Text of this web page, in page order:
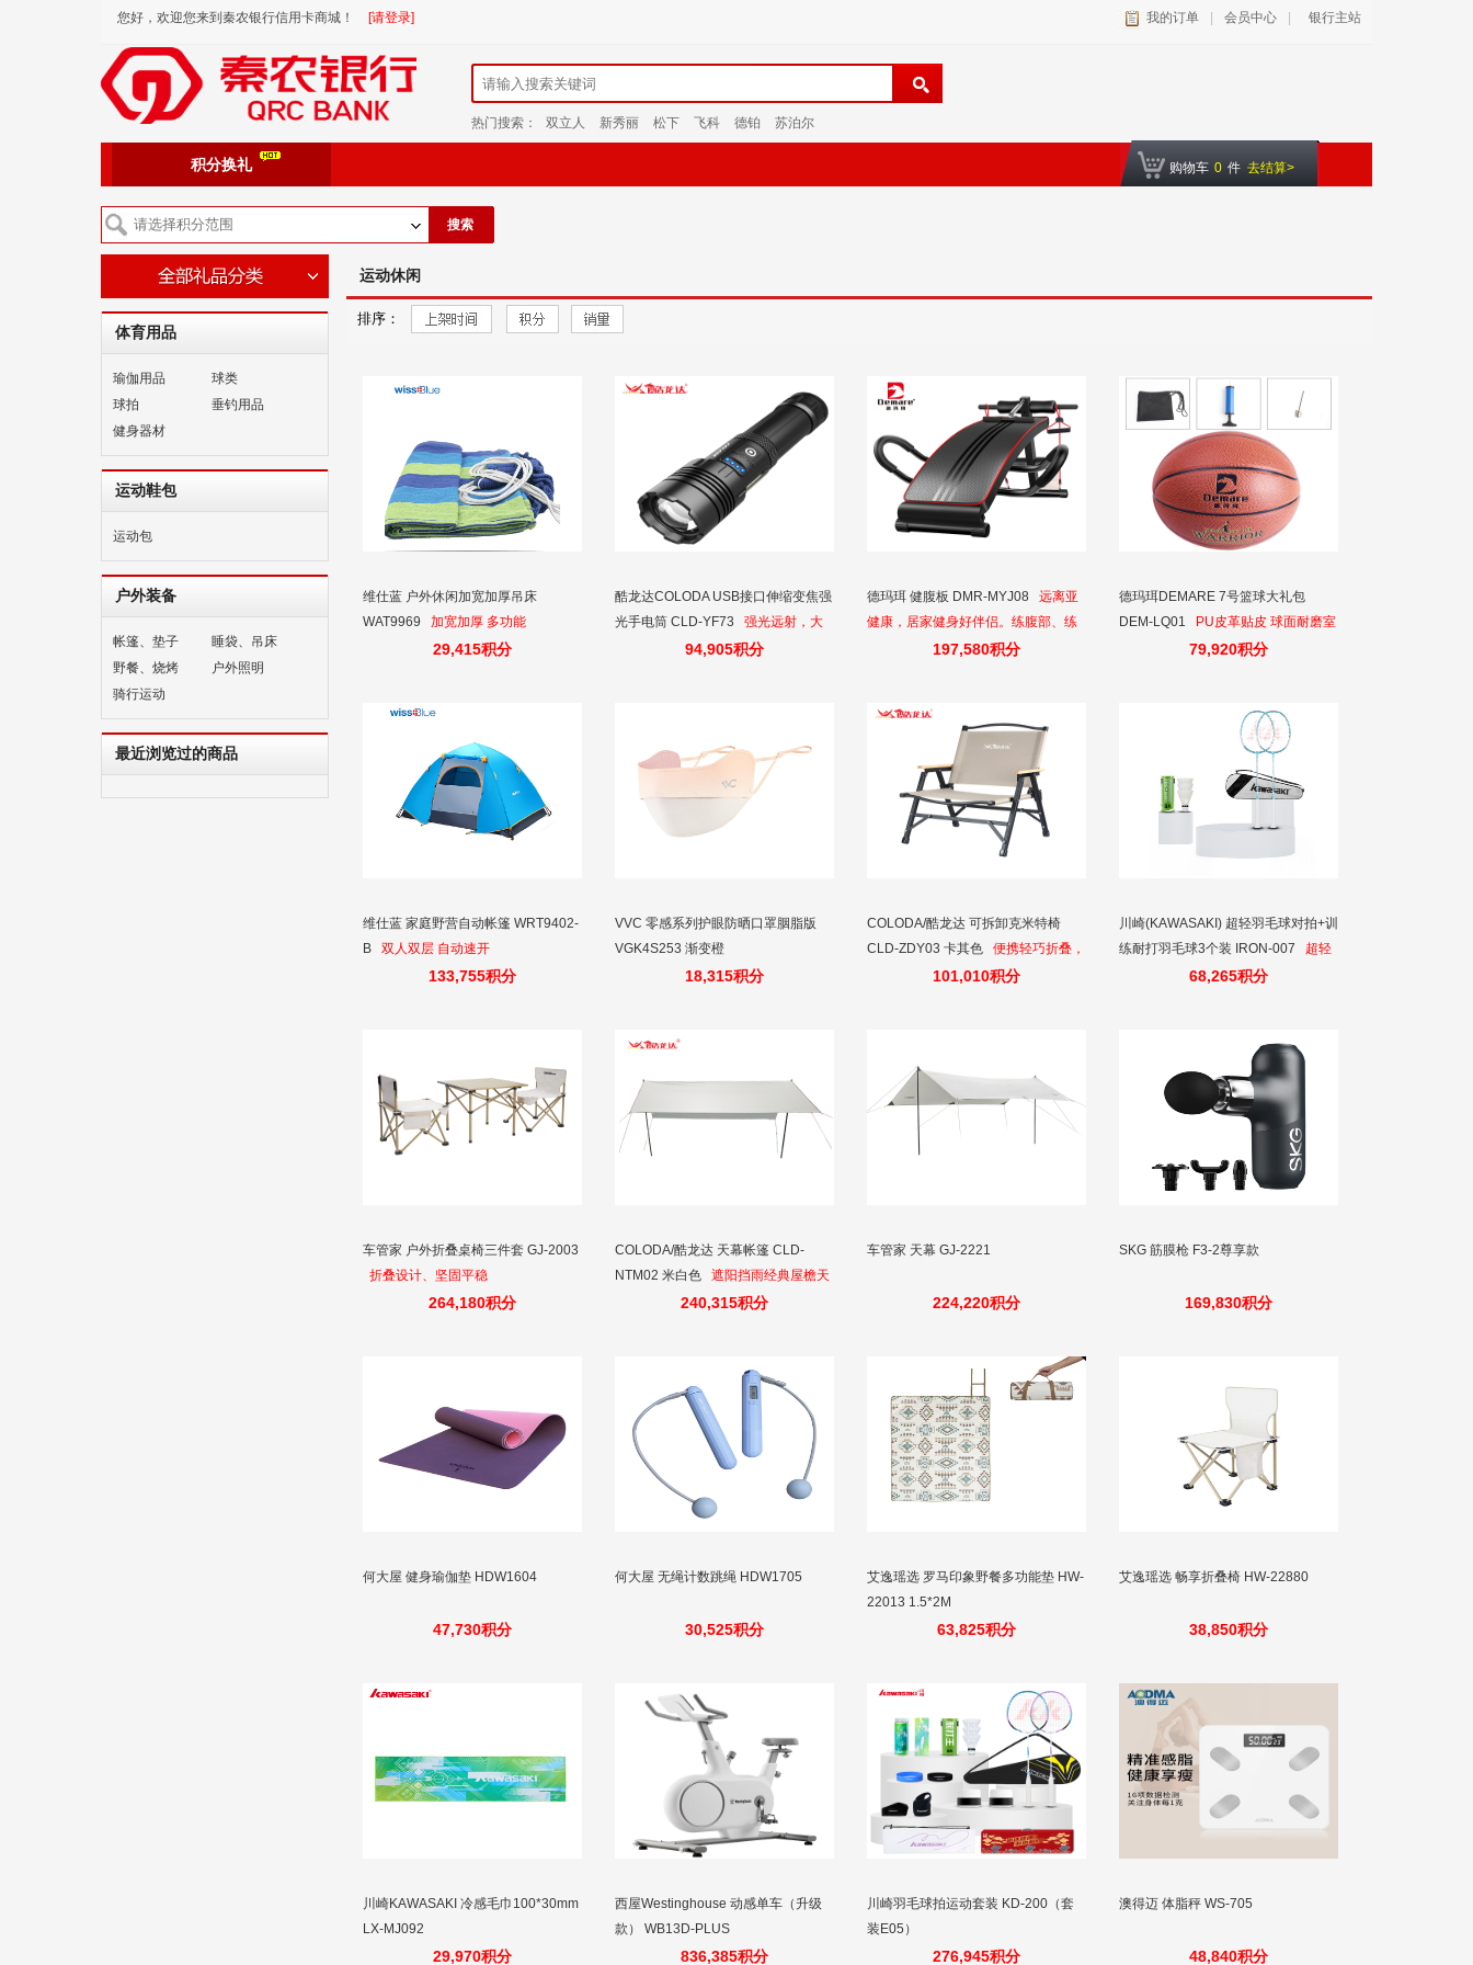
您好，欢迎您来到秦农银行信用卡商城！ [请登录] 我的订单 会员中心 银行主站
热门搜索： 双立人 新秀丽 松下 飞科 德铂 苏泊尔
积分换礼 购物车 0 件 去结算>
搜索
体育用品
瑜伽用品
球类
球拍
垂钓用品
健身器材
运动鞋包
运动包
户外装备
帐篷、垫子
睡袋、吊床
野餐、烧烤
户外照明
骑行运动
最近浏览过的商品
运动休闲
排序：
维仕蓝 户外休闲加宽加厚吊床
WAT9969
加宽加厚 多功能
29,415积分
酷龙达COLODA USB接口伸缩变焦强
光手电筒 CLD-YF73
强光远射，大
功率不锈钢按键，超亮铝合金外壳手
94,905积分
德玛珥 健腹板 DMR-MYJ08
远离亚
健康，居家健身好伴侣。练腹部、练
臀肌、练腿部，多功能更好用！
197,580积分
德玛珥DEMARE 7号篮球大礼包
DEM-LQ01
PU皮革贴皮 球面耐磨室
内外通用 全颗粒表层操控更出色
79,920积分
维仕蓝 家庭野营自动帐篷 WRT9402-
B
双人双层 自动速开
133,755积分
VVC 零感系列护眼防晒口罩胭脂版
VGK4S253 渐变橙
18,315积分
COLODA/酷龙达 可拆卸克米特椅
CLD-ZDY03 卡其色
便携轻巧折叠，
节省空间，高颜值露营
101,010积分
川崎(KAWASAKI) 超轻羽毛球对拍+训
练耐打羽毛球3个装 IRON-007
超轻
羽毛球对拍IRON-007+羽毛球比赛训
68,265积分
车管家 户外折叠桌椅三件套 GJ-2003
折叠设计、坚固平稳
264,180积分
COLODA/酷龙达 天幕帐篷 CLD-
NTM02 米白色
遮阳挡雨经典屋檐天
240,315积分
车管家 天幕 GJ-2221
224,220积分
SKG 筋膜枪 F3-2尊享款
169,830积分
何大屋 健身瑜伽垫 HDW1604
47,730积分
何大屋 无绳计数跳绳 HDW1705
30,525积分
艾逸瑶选 罗马印象野餐多功能垫 HW-
22013 1.5*2M
63,825积分
艾逸瑶选 畅享折叠椅 HW-22880
38,850积分
川崎KAWASAKI 冷感毛巾100*30mm
LX-MJ092
29,970积分
西屋Westinghouse 动感单车（升级
款） WB13D-PLUS
836,385积分
川崎羽毛球拍运动套装 KD-200（套
装E05）
276,945积分
澳得迈 体脂秤 WS-705
48,840积分